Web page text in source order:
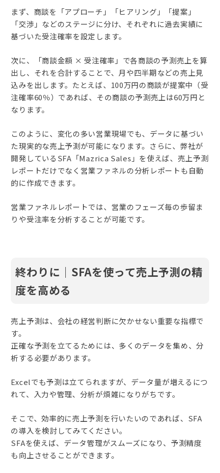
まず、商談を「アプローチ」「ヒアリング」「提案」
「交渉」などのステージに分け、それぞれに過去実績に
基づいた受注確率を設定します。
次に、「商談金額 × 受注確率」で各商談の予測売上を算
出し、それを合計することで、月や四半期などの売上見
込みを出します。たとえば、100万円の商談が提案中（受
注確率60％）であれば、その商談の予測売上は60万円と
なります。
このように、変化の多い営業現場でも、データに基づい
た現実的な売上予測が可能になります。さらに、弊社が
開発しているSFA「Mazrica Sales」を使えば、売上予測
レポートだけでなく営業ファネルの分析レポートも自動
的に作成できます。
営業ファネルレポートでは、営業のフェーズ毎の歩留ま
りや受注率を分析することが可能です。
終わりに ｜SFAを使って売上予測の精
度を高める
売上予測は、会社の経営判断に欠かせない重要な指標で
す。
正確な予測を立てるためには、多くのデータを集め、分
析する必要があります。
Excelでも予測は立てられますが、データ量が増えるにつ
れて、入力や管理、分析が煩雑になりがちです。
そこで、効率的に売上予測を行いたいのであれば、SFA
の導入を検討してみてください。
SFAを使えば、データ管理がスムーズになり、予測精度
も向上させることができます。